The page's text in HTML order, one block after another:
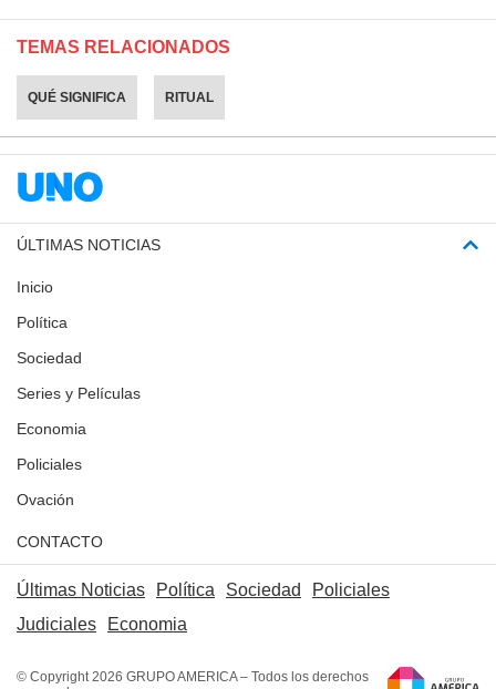
TEMAS RELACIONADOS
QUÉ SIGNIFICA RITUAL
ÚLTIMAS NOTICIAS
Inicio
Política
Sociedad
Series y Películas
Economia
Policiales
Ovación
CONTACTO
Últimas Noticias Política Sociedad
Policiales
Judiciales
Economia
© Copyright 2026 GRUPO AMERICA – Todos los derechos